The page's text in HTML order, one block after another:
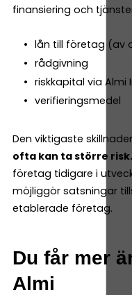
finansiering och
lån till företag (av
rådgivning
riskkapital via Almi
verifieringsmedel
Den viktigaste
ofta kan ta större risk.
företag tidigare i
möjliggör satsningar
etablerade företag.
Du får mer
Almi